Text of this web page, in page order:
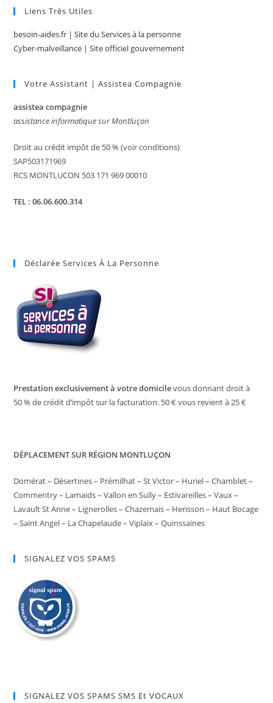
Liens Très Utiles
besoin-aides.fr | Site du Services à la personne
Cyber-malveillance | Site officiel gouvernement
Votre Assistant | Assistea Compagnie
assistea compagnie
assistance informatique sur Montluçon
Droit au crédit impôt de 50 % (voir conditions)
SAP503171969
RCS MONTLUCON 503 171 969 00010
TEL : 06.06.600.314
Déclarée Services À La Personne
Prestation exclusivement à votre domicilevous donnant droit à
50 % de crédit d’impôt sur la facturation. 50 € vous revient à 25 €
DÉPLACEMENT SUR RÉGION MONTLUÇON
Domérat – Désertines – Prémilhat – St Victor – Huriel – Chamblet –
Commentry – Lamaids – Vallon en Sully – Estivareilles – Vaux –
Lavault St Anne – Lignerolles – Chazemais – Herisson – Haut Bocage
– Saint Angel – La Chapelaude – Viplaix – Quinssaines
SIGNALEZ VOS SPAMS
SIGNALEZ VOS SPAMS SMS Et VOCAUX